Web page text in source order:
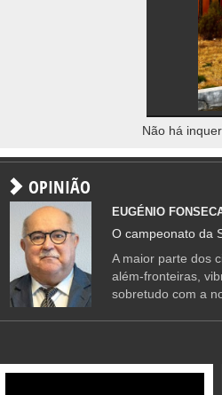
Não há
OPINIÃO
EUGÉNIO
O campeonato da
A maior parte dos
além-fronteiras,
sobretudo com a